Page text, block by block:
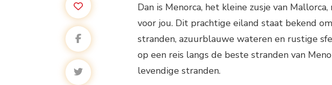
Dan is Menorca, het kleine zusje van
voor jou. Dit prachtige eiland staat bekend
stranden, azuurblauwe wateren en rustige
op een reis langs de beste stranden van
levendige stranden.